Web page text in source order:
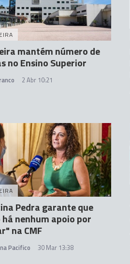
mantém número de
no Ensino Superior
2 Abr 10:21
Pedra garante que
nenhum apoio por
na CMF
Pacifico 30 Mar 13:38